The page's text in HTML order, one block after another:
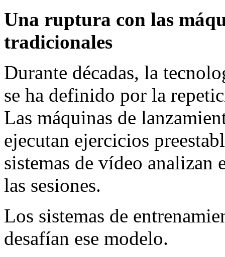
Una ruptura con las
tradicionales
Durante décadas, la
se ha definido por la
Las máquinas de
ejecutan ejercicios
sistemas de vídeo
las sesiones.
Los sistemas de
desafían ese modelo.